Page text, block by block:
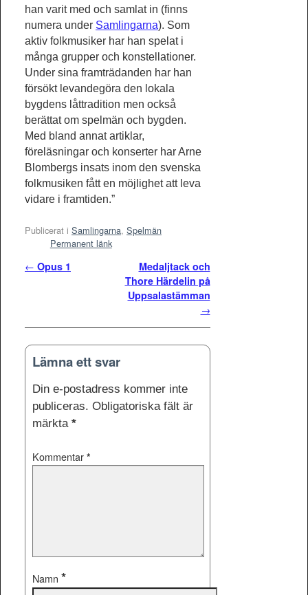
han varit med och samlat in (finns
numera under Samlingarna). Som
aktiv folkmusiker har han spelat i
många grupper och konstellationer.
Under sina framträdanden har han
försökt levandegöra den lokala
bygdens låttradition men också
berättat om spelmän och bygden.
Med bland annat artiklar,
föreläsningar och konserter har Arne
Blombergs insats inom den svenska
folkmusiken fått en möjlighet att leva
vidare i framtiden.”
Publicerat i Samlingarna, Spelmän
Permanent länk
Inläggsnavigering
← Opus 1
Medaljtack och
Thore Härdelin på
Uppsalastämman
→
Lämna ett svar
Din e-postadress kommer inte
publiceras. Obligatoriska fält är
märkta *
Kommentar *
Namn *